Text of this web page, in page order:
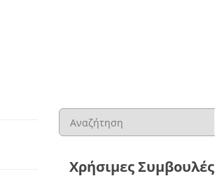
Χρήσιμες Συμβουλές